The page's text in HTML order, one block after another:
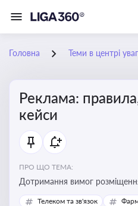
Головна Теми в центрі
Реклама:
кейси
ПРО ЩО ТЕМА:
Дотримання вимог
Телеком та зв'язок